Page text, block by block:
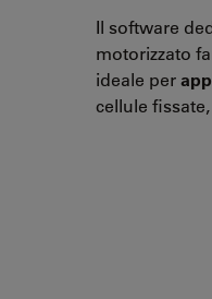
Il software
motorizzato
ideale per
cellule